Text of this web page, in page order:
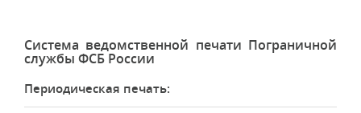
Система ведомственной печати Пограничной
службы ФСБ России
Периодическая печать: